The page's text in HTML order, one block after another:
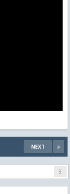
NEXT
9